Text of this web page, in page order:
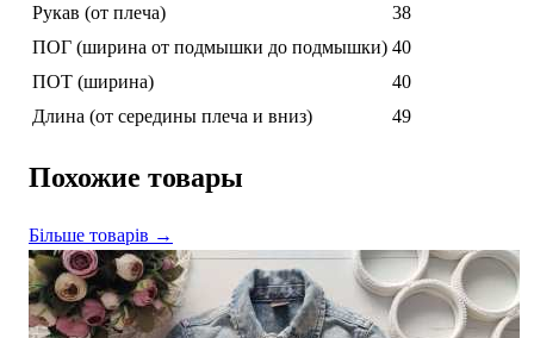
Рукав (от плеча)
38
ПОГ (ширина от подмышки до подмышки) 40
ПОТ (ширина)
40
Длина (от середины плеча и вниз)
49
Похожие товары
Більше товарів →